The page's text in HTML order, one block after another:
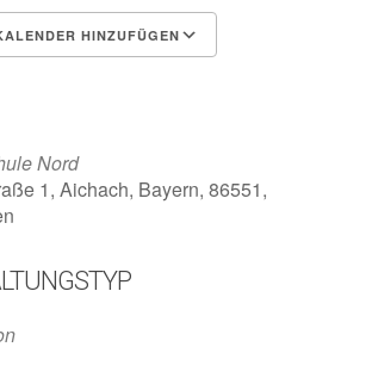
HINZUFÜGEN
Nord
1, Aichach, Bayern, 86551,